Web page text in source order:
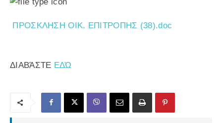
ΠΡΟΣΚΛΗΣΗ ΟΙΚ. ΕΠΙΤΡΟΠΗΣ (38).doc
ΔΙΑΒΆΣΤΕ ΕΔΏ